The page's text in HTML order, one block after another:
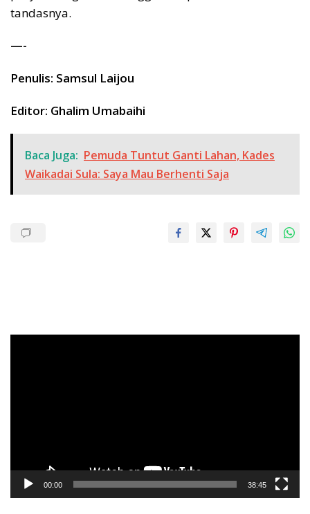
tandasnya.
—-
Penulis: Samsul Laijou
Editor: Ghalim Umabaihi
Baca Juga: Pemuda Tuntut Ganti Lahan, Kades
Waikadai Sula: Saya Mau Berhenti Saja
00:00 38:45